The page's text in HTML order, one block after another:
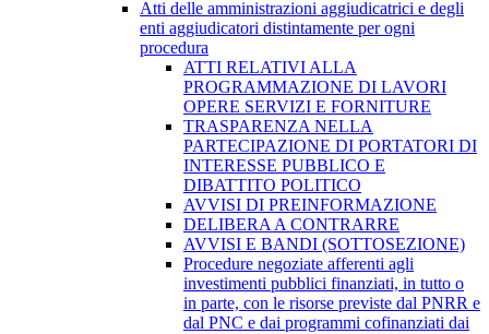
Atti delle amministrazioni aggiudicatrici e degli
enti aggiudicatori distintamente per ogni
procedura
ATTI RELATIVI ALLA
PROGRAMMAZIONE DI LAVORI
OPERE SERVIZI E FORNITURE
TRASPARENZA NELLA
PARTECIPAZIONE DI PORTATORI DI
INTERESSE PUBBLICO E
DIBATTITO POLITICO
AVVISI DI PREINFORMAZIONE
DELIBERA A CONTRARRE
AVVISI E BANDI (SOTTOSEZIONE)
Procedure negoziate afferenti agli
investimenti pubblici finanziati, in tutto o
in parte, con le risorse previste dal PNRR e
dal PNC e dai programmi cofinanziati dai